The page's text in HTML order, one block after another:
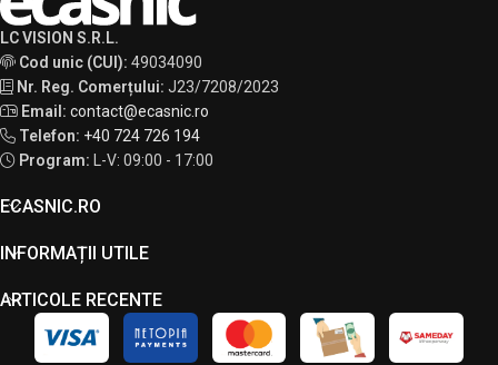
LC VISION S.R.L.
Cod unic (CUI): 49034090
Nr. Reg. Comerțului: J23/7208/2023
Email: contact@ecasnic.ro
Telefon: +40 724 726 194
Program:
L-V: 09:00 - 17:00
ECASNIC.RO
INFORMAȚII UTILE
ARTICOLE RECENTE